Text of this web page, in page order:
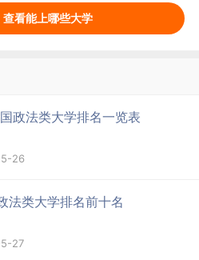
看能上哪些大学
政法类大学排名一览表
26
法类大学排名前十名
27